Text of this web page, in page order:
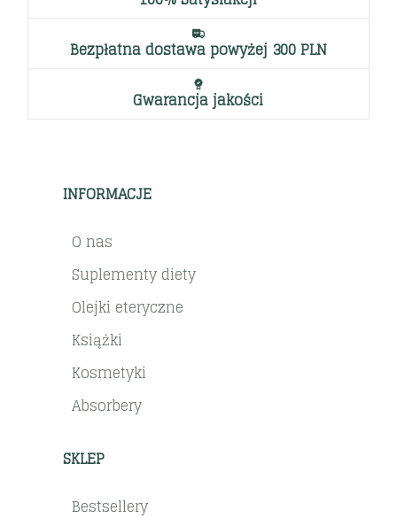
Bezpłatna dostawa powyżej 300 PLN
Gwarancja jakości
INFORMACJE
O nas
Suplementy diety
Olejki eteryczne
Książki
Kosmetyki
Absorbery
SKLEP
Bestsellery